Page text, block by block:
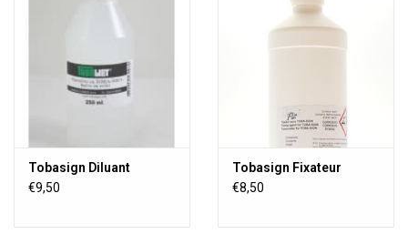
Tobasign Diluant
€9,50
Tobasign Fixateur
€8,50